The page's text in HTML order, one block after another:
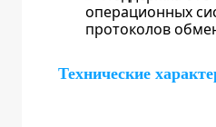
операционных
протоколов
Технические